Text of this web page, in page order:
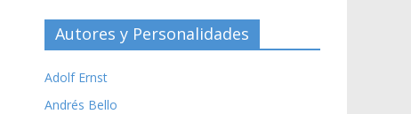
Autores y Personalidades
Adolf Ernst
Andrés Bello